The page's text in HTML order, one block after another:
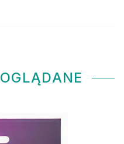
OGLĄDANE